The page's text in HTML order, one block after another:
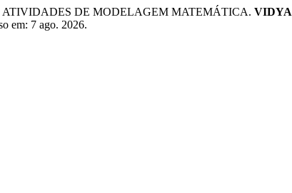
DE MODELAGEM MATEMÁTICA. VIDYA
em: 7 ago. 2026.